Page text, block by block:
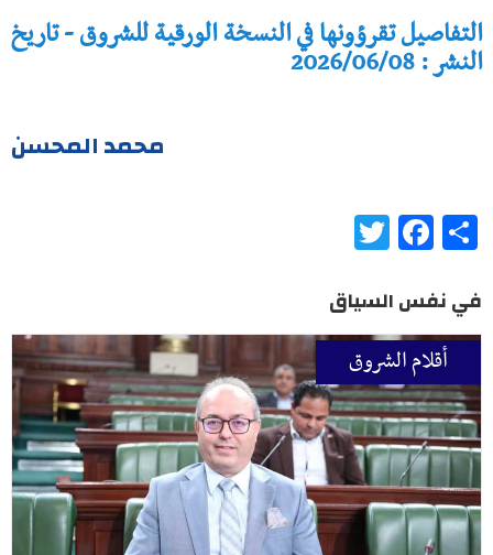
التفاصيل تقرؤونها في النسخة الورقية للشروق - تاريخ
النشر : 2026/06/08
محمد المحسن
Share
Facebook
في نفس السياق
أقلام الشروق